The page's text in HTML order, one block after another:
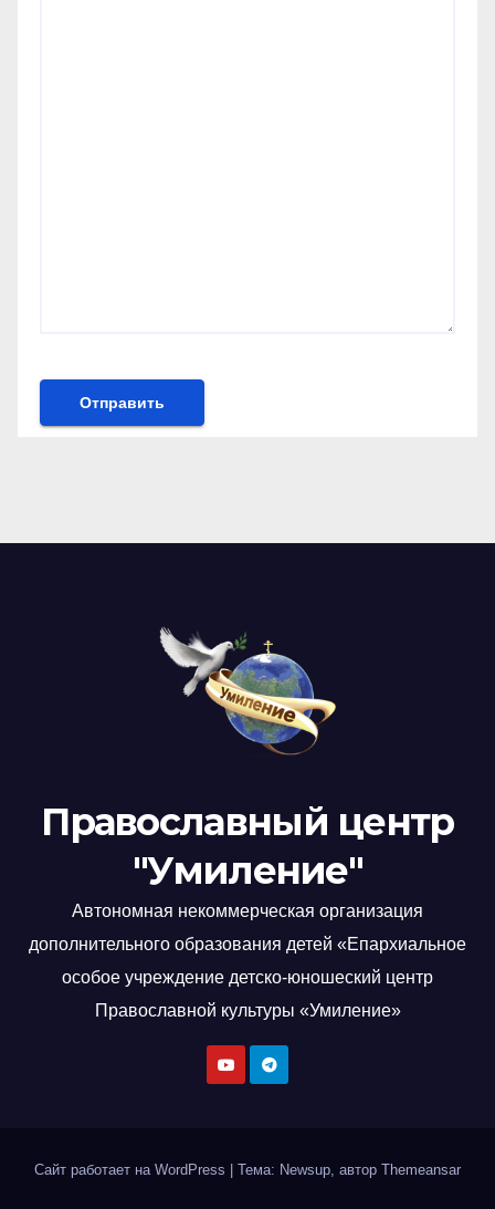
Православный центр
"Умиление"
Автономная некоммерческая организация
дополнительного образования детей «Епархиальное
особое учреждение детско-юношеский центр
Православной культуры «Умиление»
Сайт работает на WordPress Тема: Newsup, автор Themeansar